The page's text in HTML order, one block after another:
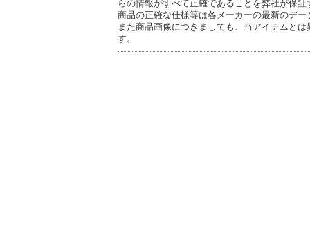
らの情報がすべて正確であることを弊社が保
商品の正確な仕様等は各メーカーの最新のデ
また商品画像につきましても、当アイテムと
す。